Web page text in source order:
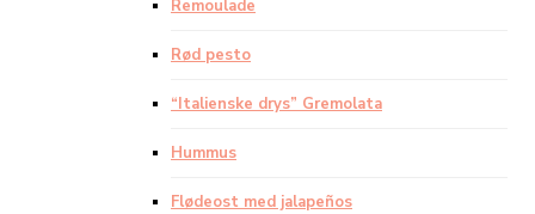
Remoulade
Rød pesto
“Italienske drys” Gremolata
Hummus
Flødeost med jalapeños